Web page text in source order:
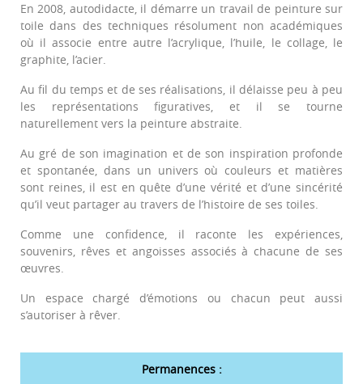
En 2008, autodidacte, il démarre un travail de peinture sur
toile dans des techniques résolument non académiques
où il associe entre autre l’acrylique, l’huile, le collage, le
graphite, l’acier.
Au fil du temps et de ses réalisations, il délaisse peu à peu
les représentations figuratives, et il se tourne
naturellement vers la peinture abstraite.
Au gré de son imagination et de son inspiration profonde
et spontanée, dans un univers où couleurs et matières
sont reines, il est en quête d’une vérité et d’une sincérité
qu’il veut partager au travers de l’histoire de ses toiles.
Comme une confidence, il raconte les expériences,
souvenirs, rêves et angoisses associés à chacune de ses
œuvres.
Un espace chargé d’émotions ou chacun peut aussi
s’autoriser à rêver.
Permanences :